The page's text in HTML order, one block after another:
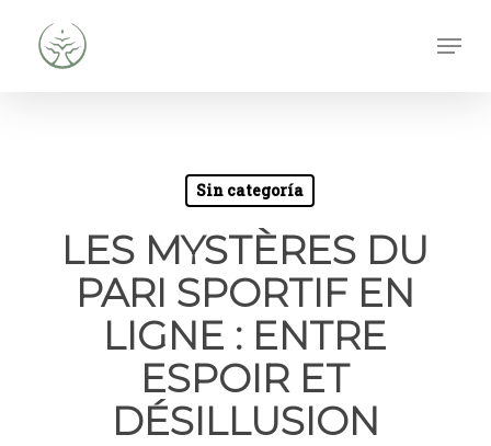
Sin categoría
LES MYSTÈRES DU
PARI SPORTIF EN
LIGNE : ENTRE
ESPOIR ET
DÉSILLUSION